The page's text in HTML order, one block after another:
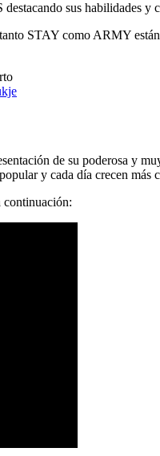
sus habilidades
STAY como ARMY
de su poderosa y
y cada día crecen más
continuación: